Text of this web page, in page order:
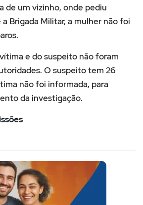
de um vizinho, onde pediu
Brigada Militar, a mulher não foi
e do suspeito não foram
O suspeito tem 26
não foi informada, para
da investigação.